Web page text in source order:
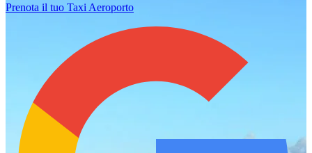
Prenota il tuo Taxi Aeroporto